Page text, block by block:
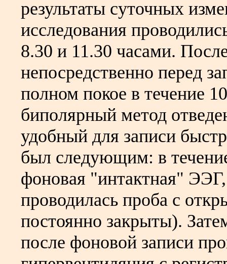
результаты суточных
исследования
8.30 и 11.30 часами.
непосредственно перед
полном покое в течение
биполярный метод
удобный для записи
был следующим: в
фоновая "интактная"
проводилась проба с
постоянно закрыты).
после фоновой записи